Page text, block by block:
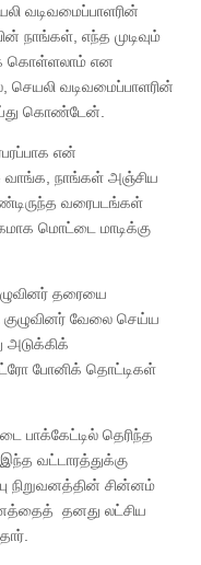
வடிவமைப்பாளரின்
நாங்கள், எந்த முடிவும்
கொள்ளலாம் என
வடிவமைப்பாளரின்
கொண்டேன்.
என்
வாங்க, நாங்கள் அஞ்சிய
வரைபடங்கள்
மொட்டை மாடிக்கு
தரையை
வேலை செய்ய
போனிக் தொட்டிகள்
பாக்கேட்டில் தெரிந்த
வட்டாரத்துக்கு
நிறுவனத்தின் சின்னம்
தனது லட்சிய